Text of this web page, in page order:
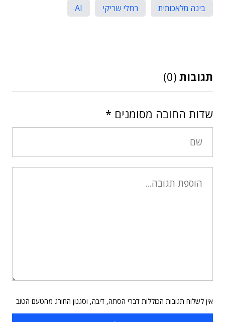
בינה מלאכותית
רחלי שריקי AI
תגובות (0)
שדות החובה מסומנים *
אין לשלוח תגובות הכוללות דברי הסתה, דיבה, וסגנון החורג מהטעם הטוב